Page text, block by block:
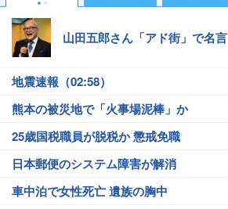
山田五郎さん「アド街」で名言
地震速報（02:58）
熊本の被災地で「火事場泥棒」か
25歳国税職員が脱税か 懲戒免職
日本郵便のシステム障害が解消
車中泊で女性死亡 遺族の胸中